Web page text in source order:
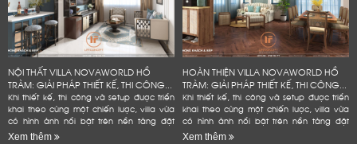
NỘI THẤT VILLA NOVAWORLD HỒ
TRÀM: GIẢI PHÁP THIẾT KẾ, THI CÔNG...
Khi thiết kế, thi công và setup được triển
khai theo cùng một chiến lược, villa vừa
có hình ảnh nổi bật trên nền tảng đặt
phòng, vừa bền hơn trong quá trình vận
Xem thêm
HOÀN THIỆN VILLA NOVAWORLD HỒ
TRÀM: GIẢI PHÁP THIẾT KẾ, THI CÔNG...
Khi thiết kế, thi công và setup được triển
khai theo cùng một chiến lược, villa vừa
có hình ảnh nổi bật trên nền tảng đặt
phòng, vừa bền hơn trong quá trình vận
Xem thêm